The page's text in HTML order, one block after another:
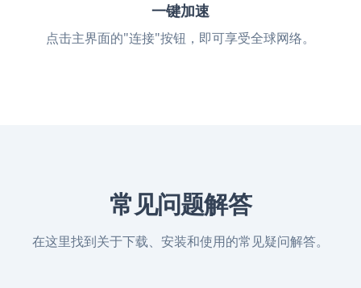
一键加速
点击主界面的"连接"按钮，即可享受全球网络。
常见问题解答
在这里找到关于下载、安装和使用的常见疑问解答。